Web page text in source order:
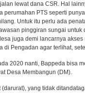
lewat dana CSR. Hal
PTS seperti
Untuk itu perlu ada
pinggiran sungai untuk
juga demi lancarnya
di Pengadan agar terlihat,
2020 nanti, Bappeda bisa
Desa Membangun (DM).
yang tidak